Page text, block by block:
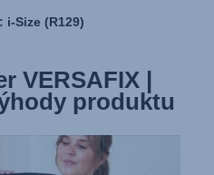
i-Size (R129)
VERSAFIX |
produktu
VERSAFIX |